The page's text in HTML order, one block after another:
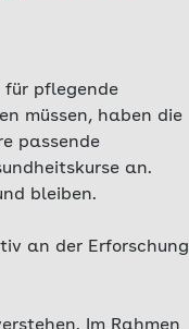
für pflegende
müssen, haben die
passende
an.
bleiben.
an der Erforschung